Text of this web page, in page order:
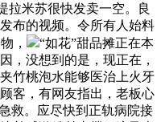
拉米苏很快发卖一空。良
布的视频。令所有人始料
，
“如花”甜品摊正在本
，没想到的是，现正在，
竹桃泡水能够医治上火牙
客，有网友指出，老板心
救。应尽快到正轨病院接